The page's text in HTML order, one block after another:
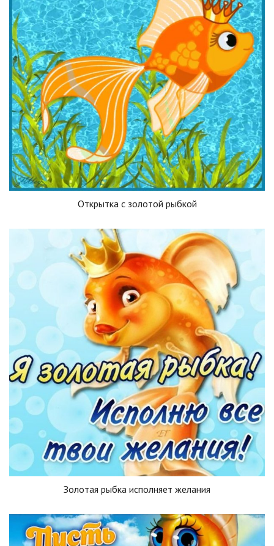
Открытка с золотой рыбкой
Золотая рыбка исполняет желания